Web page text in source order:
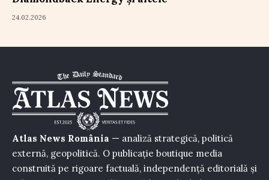
24.02.2026
Atlas News România — analiză strategică, politică
externă, geopolitică. O publicație boutique media
construită pe rigoare factuală, independență editorială și